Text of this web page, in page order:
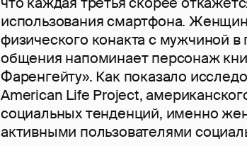
использования смартфона.
физического конакта с мужчиной в
общения напоминает персонаж
Фаренгейту». Как показало
American Life Project,
социальных тенденций, именно
активными пользователями